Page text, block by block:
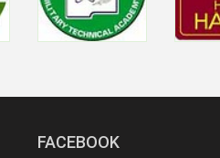
FACEBOOK